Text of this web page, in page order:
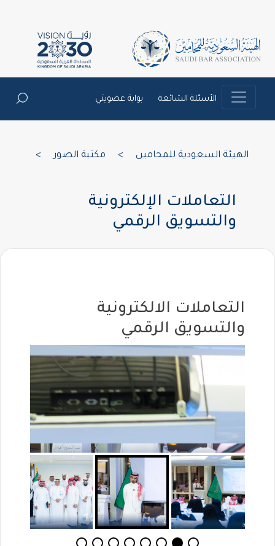
الأسئلة الشائعة بوابة عضويتي
الهيئة السعودية للمحامين مكتبة الصور
التعاملات الإلكترونية
والتسويق الرقمي
التعاملات الالكترونية
والتسويق الرقمي